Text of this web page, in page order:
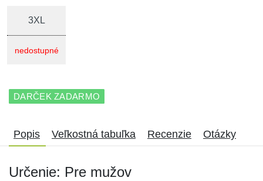
3XL
nedostupné
DARČEK ZADARMO
Popis Veľkostná tabuľka Recenzie Otázky
Určenie: Pre mužov